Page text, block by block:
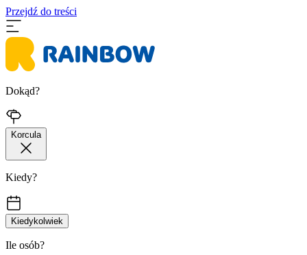
Przejdź do treści
Dokąd?
Korcula
Kiedy?
Kiedykolwiek
Ile osób?